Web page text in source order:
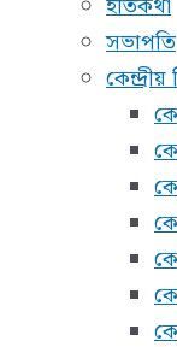
ইতিকথা
সভাপতি
কেন্দ্রীয়